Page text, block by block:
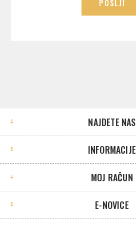
POŠLJI
NAJDETE NAS
INFORMACIJE
MOJ RAČUN
E-NOVICE